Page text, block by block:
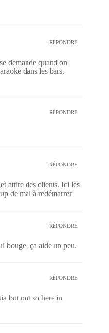
RÉPONDRE
demande quand on
dans les bars.
RÉPONDRE
RÉPONDRE
attire des clients. Ici les
de mal à redémarrer
RÉPONDRE
bouge, ça aide un peu.
RÉPONDRE
but not so here in